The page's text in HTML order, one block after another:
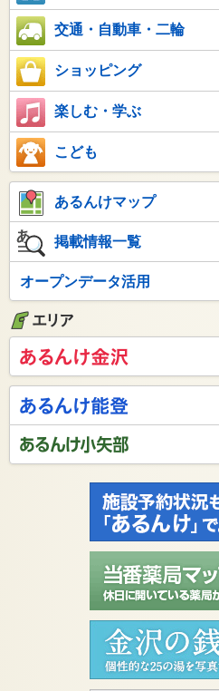
交通・自動車・二輪
ショッピング
楽しむ・学ぶ
こども
あるんけマップ
掲載情報一覧
オープンデータ活用